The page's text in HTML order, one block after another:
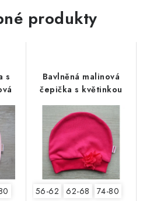
produkty
s
Bavlněná malinová
čepička s květinkou
56-62 62-68 74-80